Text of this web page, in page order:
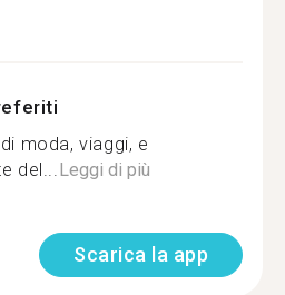
moda, viaggi, e
del...Leggi di più
Scarica la app